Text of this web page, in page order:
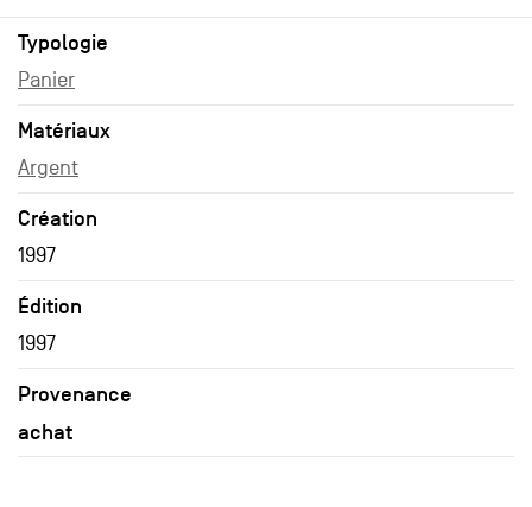
Typologie
Panier
Matériaux
Argent
Création
1997
Édition
1997
Provenance
achat